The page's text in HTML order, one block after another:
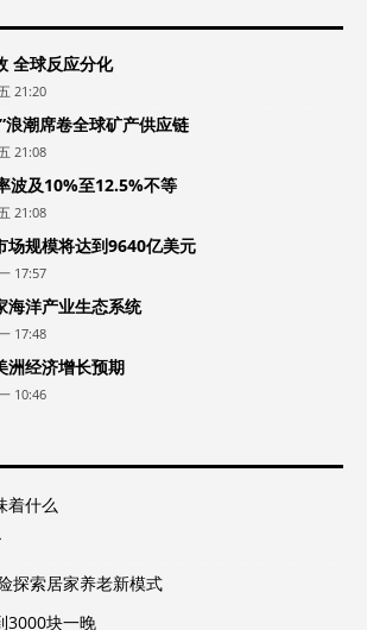
全球反应分化
21:20
浪潮席卷全球矿产供应链
21:08
波及10%至12.5%不等
21:08
场规模将达到9640亿美元
17:57
海洋产业生态系统
17:48
洲经济增长预期
10:46
着什么
探索居家养老新模式
3000块一晚